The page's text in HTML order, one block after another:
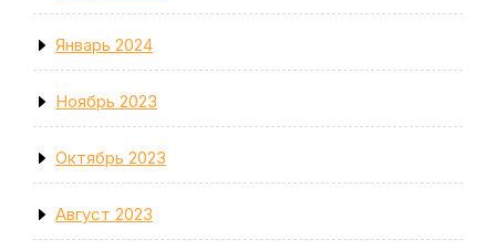
Январь 2024
Ноябрь 2023
Октябрь 2023
Август 2023